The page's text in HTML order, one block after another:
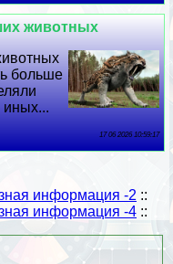
животных
больше
иных...
17 06 2026 10:59:17
информация -2 ::
информация -4 ::